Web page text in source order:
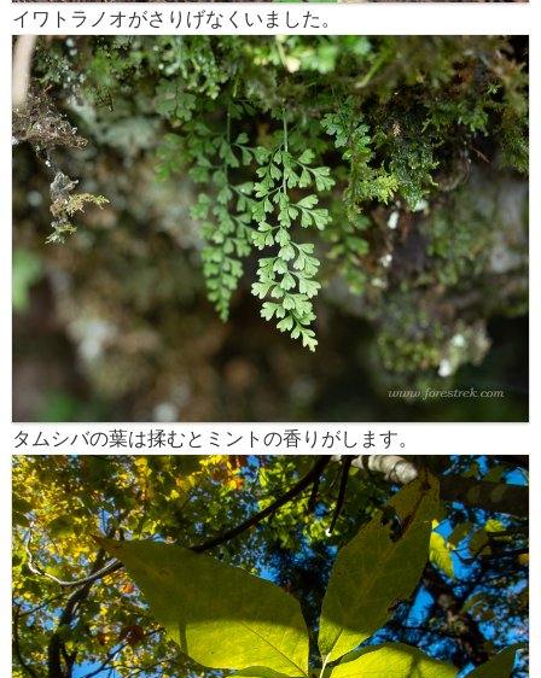
イワトラノオがさりげなくいました。
タムシバの葉は揉むとミントの香りがします。